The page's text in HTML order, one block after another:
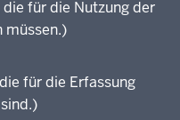
für die Nutzung der
müssen.)
für die Erfassung